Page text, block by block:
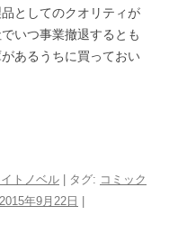
としてのクオリティが
いつ事業撤退するとも
あるうちに買っておい
トノベル | タグ: コミック
2015年9月22日